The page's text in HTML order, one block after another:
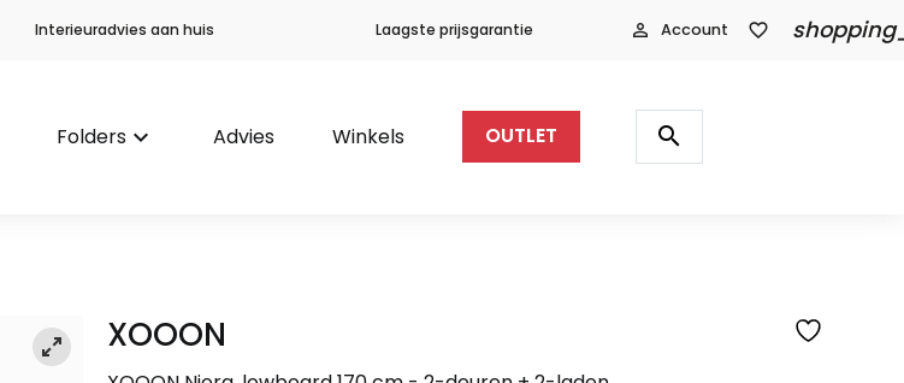
Interieuradvies aan huis Laagste prijsgarantie person_outline Account favorite_border
Folders keyboard_arrow_down Advies Winkels OUTLET
Producten
zoeken
search
XOOON